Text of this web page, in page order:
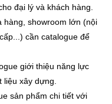
đại lý và khách hàng.
hàng, showroom lớn (nội
cần catalogue để
giới thiệu năng lực
xây dựng.
sản phẩm chi tiết với